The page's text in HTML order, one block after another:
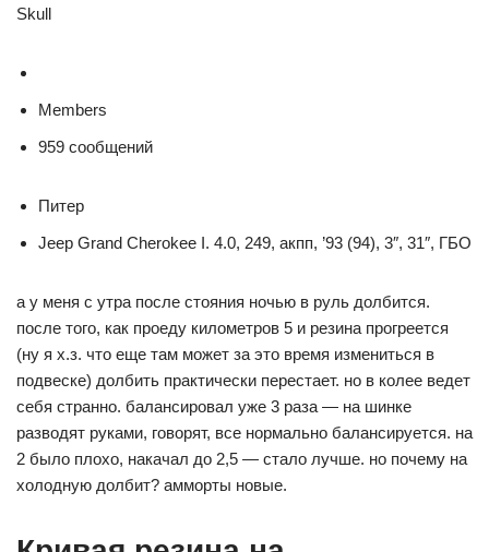
Skull
Members
959 сообщений
Питер
Jeep Grand Cherokee I. 4.0, 249, акпп, ’93 (94), 3″, 31″, ГБО
а у меня с утра после стояния ночью в руль долбится.
после того, как проеду километров 5 и резина прогреется
(ну я х.з. что еще там может за это время измениться в
подвеске) долбить практически перестает. но в колее ведет
себя странно. балансировал уже 3 раза — на шинке
разводят руками, говорят, все нормально балансируется. на
2 было плохо, накачал до 2,5 — стало лучше. но почему на
холодную долбит? амморты новые.